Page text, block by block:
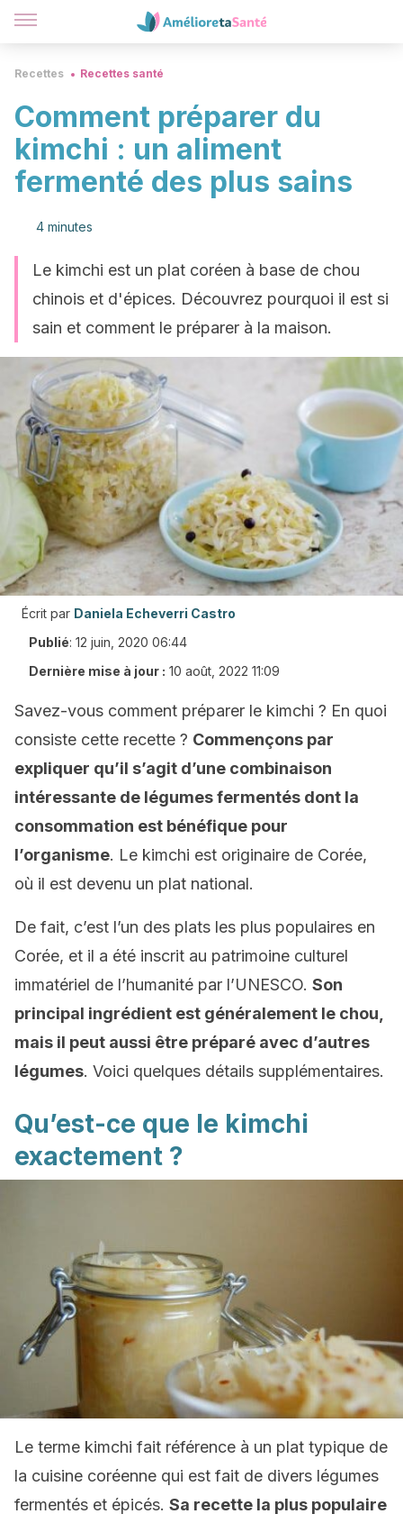
Recettes Recettes santé
Comment préparer du
kimchi : un aliment
fermenté des plus sains
4 minutes
Le kimchi est un plat coréen à base de chou
chinois et d'épices. Découvrez pourquoi il est si
sain et comment le préparer à la maison.
Écrit par Daniela Echeverri Castro
Publié: 12 juin, 2020 06:44
Dernière mise à jour : 10 août, 2022 11:09
Savez-vous comment préparer le kimchi ? En quoi
consiste cette recette ? Commençons par
expliquer qu’il s’agit d’une combinaison
intéressante de légumes fermentés dont la
consommation est bénéfique pour
l’organisme. Le kimchi est originaire de Corée,
où il est devenu un plat national.
De fait, c’est l’un des plats les plus populaires en
Corée, et il a été inscrit au patrimoine culturel
immatériel de l’humanité par l’UNESCO. Son
principal ingrédient est généralement le chou,
mais il peut aussi être préparé avec d’autres
légumes. Voici quelques détails supplémentaires.
Qu’est-ce que le kimchi
exactement ?
Le terme kimchi fait référence à un plat typique de
la cuisine coréenne qui est fait de divers légumes
fermentés et épicés. Sa recette la plus populaire